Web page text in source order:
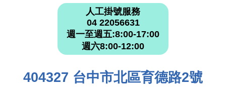
人工掛號服務
04 22056631
週一至週五:8:00-17:00
週六8:00-12:00
404327 台中市北區育德路2號